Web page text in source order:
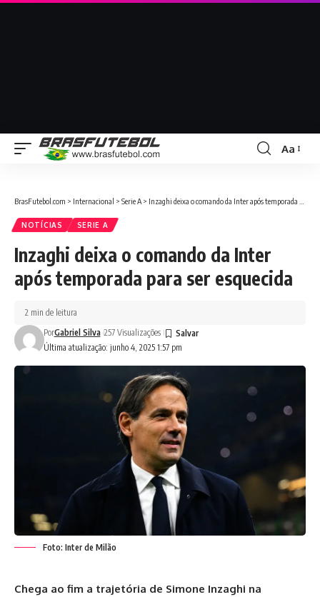
Aa
BrasFutebol.com > Internacional > Serie A > Inzaghi deixa o comando da Inter após temporada para ser esquecida
NOTÍCIAS SERIE A
Inzaghi deixa o comando da Inter
após temporada para ser esquecida
Última atualização: junho 4, 2025 1:57 pm
PorGabriel Silva 257 Visualizações
2 min de leitura
Foto: Inter de Milão
Chega ao fim a trajetória de Simone Inzaghi na